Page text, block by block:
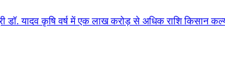
एक लाख करोड़ से अधिक राशि किसान कल्याण पर खर्च